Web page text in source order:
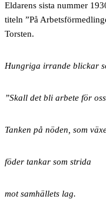
Eldarens sista nummer
titeln ”På
Torsten.
Hungriga irrande blickar
”Skall det bli arbete för
Tanken på nöden, som
föder tankar som strida
mot samhällets lag.